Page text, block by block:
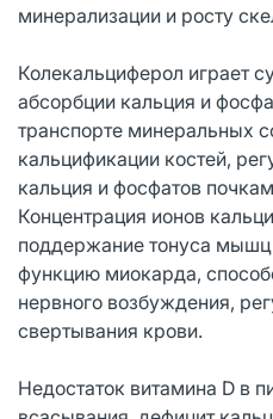
минерализации и росту
Колекальциферол играет
абсорбции кальция и
транспорте минеральных
кальцификации костей,
кальция и фосфатов
Концентрация ионов
поддержание тонуса мышц
функцию миокарда,
нервного возбуждения,
свертывания крови.
Недостаток витамина D в